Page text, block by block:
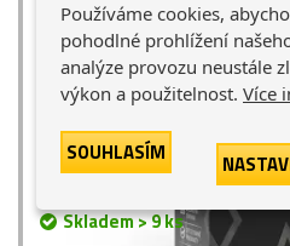
Epson T0711
černý, 15 ml
černá 15 ml
Skladem > 9 ks
Používáme cookies,
pohodlné prohlížení
analýze provozu neustále
výkon a použitelnost. Více
SOUHLASÍM